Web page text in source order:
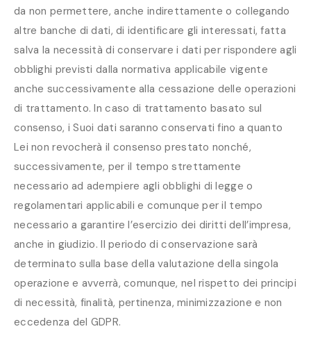
da non permettere, anche indirettamente o collegando
altre banche di dati, di identificare gli interessati, fatta
salva la necessità di conservare i dati per rispondere agli
obblighi previsti dalla normativa applicabile vigente
anche successivamente alla cessazione delle operazioni
di trattamento. In caso di trattamento basato sul
consenso, i Suoi dati saranno conservati fino a quanto
Lei non revocherà il consenso prestato nonché,
successivamente, per il tempo strettamente
necessario ad adempiere agli obblighi di legge o
regolamentari applicabili e comunque per il tempo
necessario a garantire l’esercizio dei diritti dell’impresa,
anche in giudizio. Il periodo di conservazione sarà
determinato sulla base della valutazione della singola
operazione e avverrà, comunque, nel rispetto dei principi
di necessità, finalità, pertinenza, minimizzazione e non
eccedenza del GDPR.